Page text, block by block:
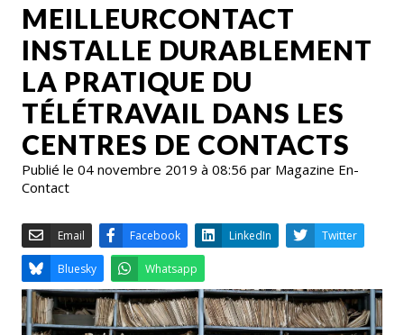
MEILLEURCONTACT
INSTALLE DURABLEMENT
LA PRATIQUE DU
TÉLÉTRAVAIL DANS LES
CENTRES DE CONTACTS
Publié le 04 novembre 2019 à 08:56 par Magazine En-
Contact